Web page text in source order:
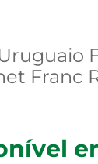
Franc